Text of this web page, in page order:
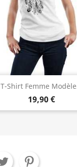
T-Shirt Femme
19,90 €